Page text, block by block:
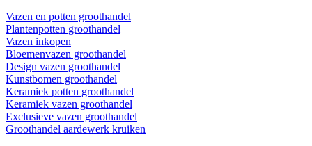
Vazen en potten groothandel
Plantenpotten groothandel
Vazen inkopen
Bloemenvazen groothandel
Design vazen groothandel
Kunstbomen groothandel
Keramiek potten groothandel
Keramiek vazen groothandel
Exclusieve vazen groothandel
Groothandel aardewerk kruiken